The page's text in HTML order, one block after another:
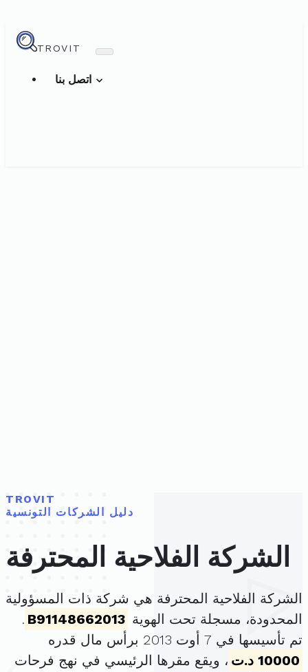
TROVIT
TROVIT
دليل الشركات التونسية
الشركة الفلاحية المحترفة
الشركة الفلاحية المحترفة هي شركة ذات المسؤولية
المحدودة، مسجلة تحت الهوية B91148662013
.
تم تأسيسها في 7 أوت 2013 برأس مال قدره
10000 د.ت
، ويقع مقرها الرئيسي في نهج فرحات